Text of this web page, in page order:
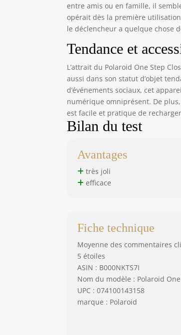
entre amis ou en famille, il
opérait dès la première
le déclencheur a quelque chose
Tendance et
L’attrait du Polaroid One Step
aussi dans son statut d’objet
d’événements sociaux, cet
numérique omniprésent. De
est facile et pratique de
Bilan du test
Avantages
très joli
efficace
Fiche technique
Moyenne des commentaires
5 étoiles
ASIN : B000NKTS7I
Nom du modèle : Polaroid
UPC : 074100143158
marque : Polaroid